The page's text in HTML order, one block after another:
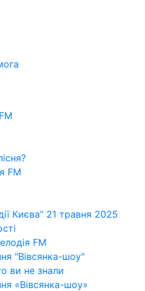
FM
Києва” 21 травня 2025
FM
"Вівсянка-шоу"
ви не знали
«Вівсянка-шоу»